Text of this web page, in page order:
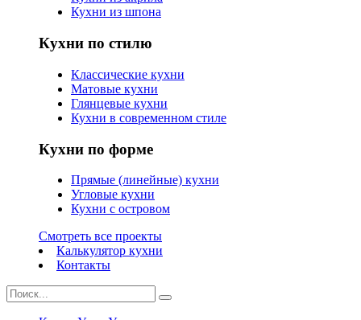
Кухни из шпона
Кухни по стилю
Классические кухни
Матовые кухни
Глянцевые кухни
Кухни в современном стиле
Кухни по форме
Прямые (линейные) кухни
Угловые кухни
Кухни с островом
Смотреть все проекты
Калькулятор кухни
Контакты